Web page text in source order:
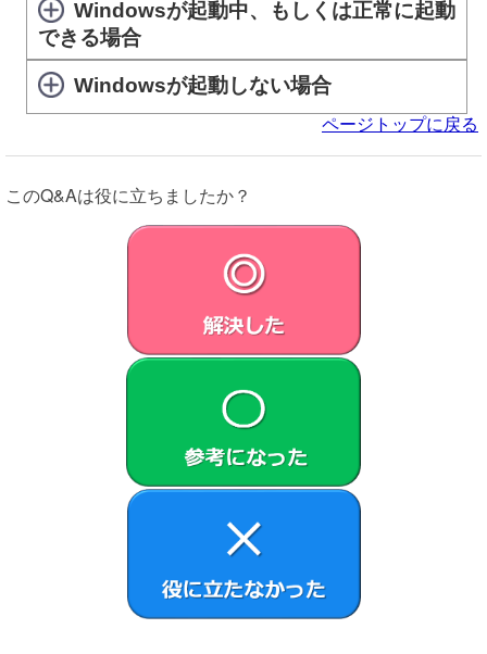
Windowsが起動中、もしくは正常に起動
できる場合
Windowsが起動しない場合
ページトップに戻る
このQ&Aは役に立ちましたか？